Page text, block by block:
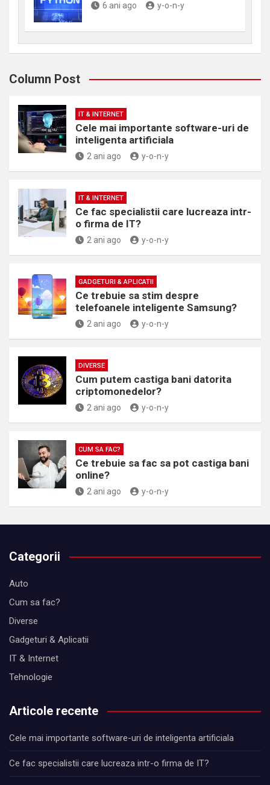
6 ani ago y-o-n-y
Column Post
IT & INTERNET
Cele mai importante software-uri de
inteligenta artificiala
2 ani ago y-o-n-y
IT & INTERNET
Ce fac specialistii care lucreaza intr-
o firma de IT?
2 ani ago y-o-n-y
GADGETURI & APLICATII
Ce trebuie sa stim despre
telefoanele inteligente Samsung?
2 ani ago y-o-n-y
DIVERSE
Cum putem castiga bani datorita
criptomonedelor?
2 ani ago y-o-n-y
CUM SA FAC?
Ce trebuie sa fac sa pot castiga bani
online?
2 ani ago y-o-n-y
Categorii
Auto
Cum sa fac?
Diverse
Gadgeturi & Aplicatii
IT & Internet
Tehnologie
Articole recente
Cele mai importante software-uri de inteligenta artificiala
Ce fac specialistii care lucreaza intr-o firma de IT?